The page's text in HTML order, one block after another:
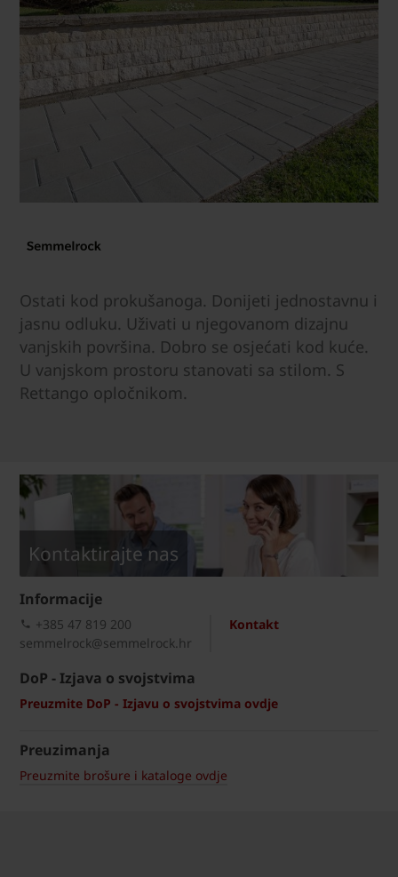
Ostati kod prokušanoga. Donijeti jednostavnu i
jasnu odluku. Uživati u njegovanom dizajnu
vanjskih površina. Dobro se osjećati kod kuće.
U vanjskom prostoru stanovati sa stilom. S
Rettango opločnikom.
Kontaktirajte nas
Informacije
Kontakt
+385 47 819 200​
semmelrock@semmelrock.hr
DoP - Izjava o svojstvima
Preuzmite DoP - Izjavu o svojstvima ovdje
Preuzimanja
Preuzmite brošure i kataloge ovdje